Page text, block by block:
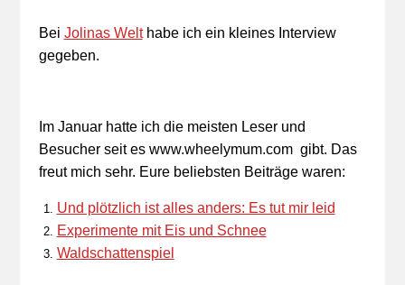
Bei Jolinas Welthabe ich ein kleines Interview
gegeben.
Im Januar hatte ich die meisten Leser und
Besucher seit es www.wheelymum.com gibt. Das
freut mich sehr. Eure beliebsten Beiträge waren:
Und plötzlich ist alles anders: Es tut mir leid
Experimente mit Eis und Schnee
Waldschattenspiel